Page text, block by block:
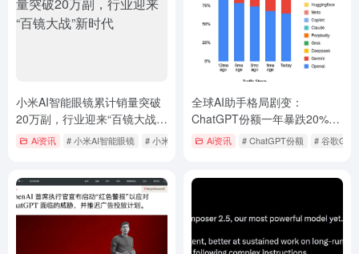
小米AI智能眼镜累计销量突破
20万副，行业迎来“百镜大战”
新时代
Ai资讯 # 小米AI智能眼镜 # 小米AI智能眼镜销量
全球AI助手格局剧变：
ChatGPT份额一年暴跌20%，
谷歌Gemini强势崛起破20%
Ai资讯 # ChatGPT份额 # 谷歌